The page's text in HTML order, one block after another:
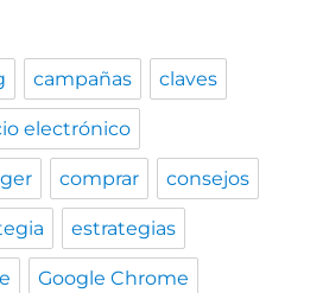
campañas claves
electrónico
comprar consejos
estrategias
Google Chrome